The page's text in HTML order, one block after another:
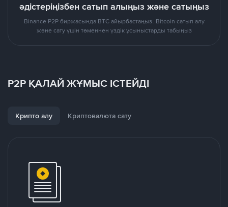
әдістеріңізбен сатып алыңыз және сатыңыз
Binance P2P биржасында BTC айырбастаңыз. Bitcoin сатып алу
және сату үшін төменнен үздік ұсыныстарды табыңыз
P2P ҚАЛАЙ ЖҰМЫС ІСТЕЙДІ
Крипто алу Криптовалюта сату